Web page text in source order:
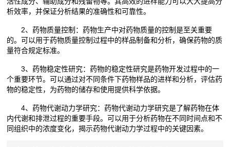
析效率，并保证分析结果的准确性和可靠性。
2、药物质量控制：药物生产中对药物质量的控制是至关重要
的。可以用于药物质量控制过程中的样品制备和分析，确保药物的质
量符合规定标准。
3、药物稳定性研究：药物的稳定性研究是药物开发过程中的一
个重要环节。可以通过对不同条件下药物样品的进样和分析，评估药
物的稳定性，为药物的储存和使用提供科学依据。
4、药物代谢动力学研究：药物代谢动力学研究是了解药物在体
内代谢和排泄过程的重要手段。可以用于分析药物在不同时间点和不
同组织中的浓度变化，揭示药物代谢动力学过程中的关键因素。